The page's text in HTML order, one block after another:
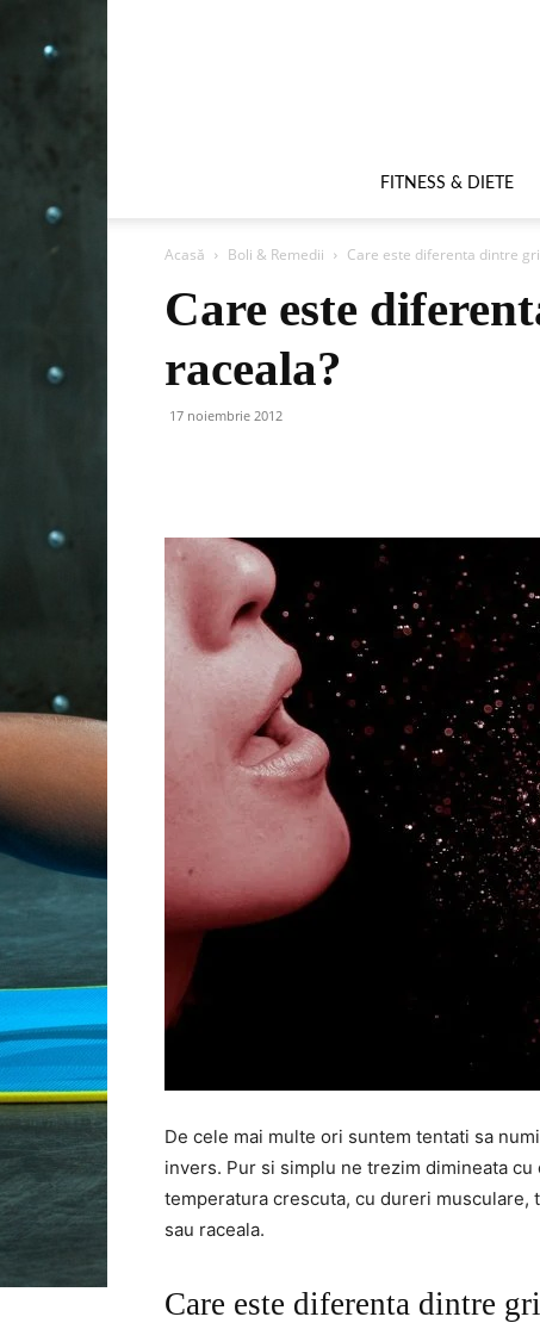
FITNESS & DIETE
Acasă Boli & Remedii Care este diferenta dintre
Care este
raceala?
17 noiembrie 2012
De cele mai multe ori suntem tentati sa
invers. Pur si simplu ne trezim dimineata
temperatura crescuta, cu dureri
sau raceala.
Care este diferenta dintre